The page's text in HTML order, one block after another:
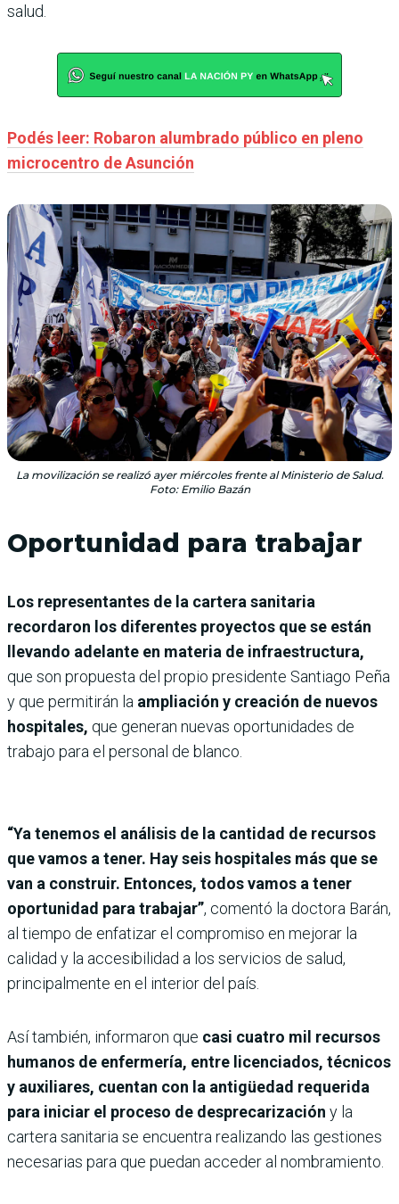
salud.
Podés leer: Robaron alumbrado público en pleno
microcentro de Asunción
La movilización se realizó ayer miércoles frente al Ministerio de Salud.
Foto: Emilio Bazán
Oportunidad para trabajar
Los representantes de la cartera sanitaria
recordaron los diferentes proyectos que se están
llevando adelante en materia de infraestructura,
que son propuesta del propio presidente Santiago Peña
y que permitirán la ampliación y creación de nuevos
hospitales, que generan nuevas oportunidades de
trabajo para el personal de blanco.
“Ya tenemos el análisis de la cantidad de recursos
que vamos a tener. Hay seis hospitales más que se
van a construir. Entonces, todos vamos a tener
oportunidad para trabajar”, comentó la doctora Barán,
al tiempo de enfatizar el compromiso en mejorar la
calidad y la accesibilidad a los servicios de salud,
principalmente en el interior del país.
Así también, informaron que casi cuatro mil recursos
humanos de enfermería, entre licenciados, técnicos
y auxiliares, cuentan con la antigüedad requerida
para iniciar el proceso de desprecarización y la
cartera sanitaria se encuentra realizando las gestiones
necesarias para que puedan acceder al nombramiento.